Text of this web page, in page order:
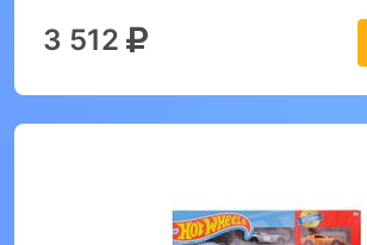
3 512